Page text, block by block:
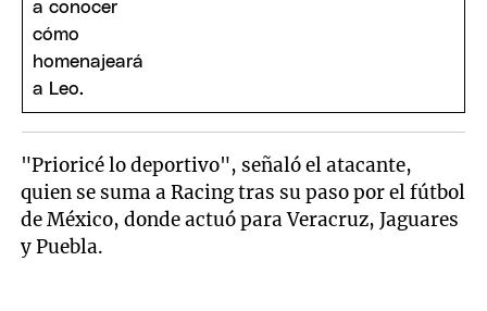
"Prioricé lo deportivo", señaló el atacante,
quien se suma a Racing tras su paso por el fútbol
de México, donde actuó para Veracruz, Jaguares
y Puebla.